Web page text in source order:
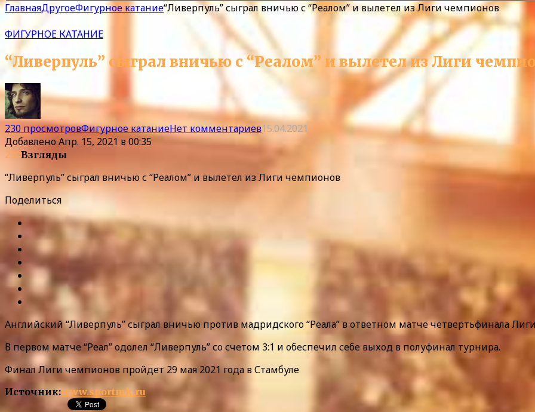
ГлавнаяДругоеФигурное катание“Ливерпуль” сыграл вничью с “Реалом” и вылетел из Лиги чемпионов
ФИГУРНОЕ КАТАНИЕ
“Ливерпуль” сыграл вничью с “Реалом” и вылетел из Лиги
230 просмотровФигурное катаниеНет комментариев15.04.2021
ДобавленоАпр. 15, 2021 в 00:35
230Взгляды
“Ливерпуль” сыграл вничью с “Реалом” и вылетел из Лиги чемпионов
Поделиться
Английский “Ливерпуль” сыграл вничью против мадридского “Реала” в ответном матче четвертьфинала
В первом матче “Реал” одолел “Ливерпуль” со счетом 3:1 и обеспечил себе выход в полуфинал турнира.
Финал Лиги чемпионов пройдет 29 мая 2021 года в Стамбуле
Источник:www.sportmk.ru